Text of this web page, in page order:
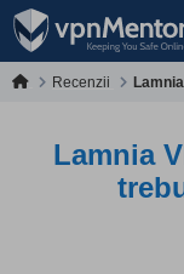
Recenzii
Lamnia